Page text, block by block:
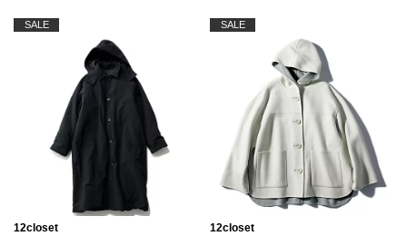
SALE
12closet
SALE
12closet